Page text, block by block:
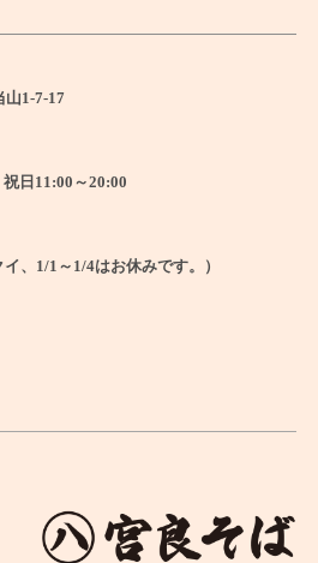
山1-7-17
日11:00～20:00
、1/1～1/4はお休みです。）